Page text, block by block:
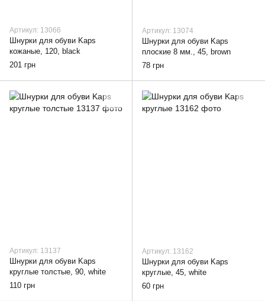
Артикул: 13066
Шнурки для обуви Kaps
кожаные, 120, black
201 грн
Артикул: 13074
Шнурки для обуви Kaps
плоские 8 мм., 45, brown
78 грн
Артикул: 13137
Шнурки для обуви Kaps
круглые толстые, 90, white
110 грн
Артикул: 13162
Шнурки для обуви Kaps
круглые, 45, white
60 грн